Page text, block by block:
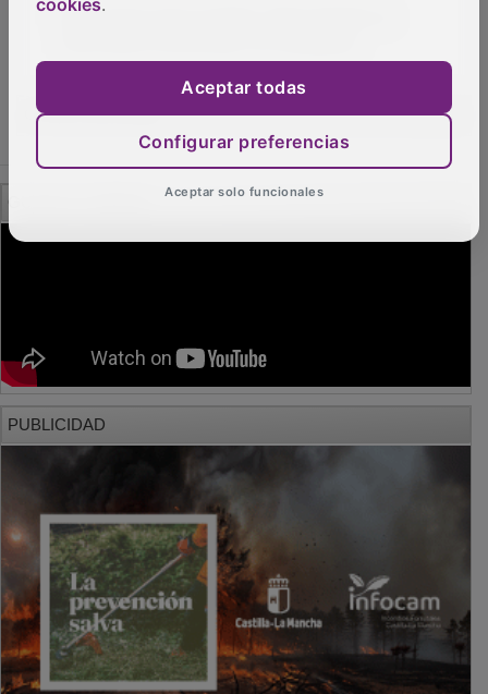
Tras actuar para el Papa, Siloé desata su
OTRAS NOTICIAS
PUBLICIDAD
cookies.
Aceptar todas
Configurar preferencias
Aceptar solo funcionales